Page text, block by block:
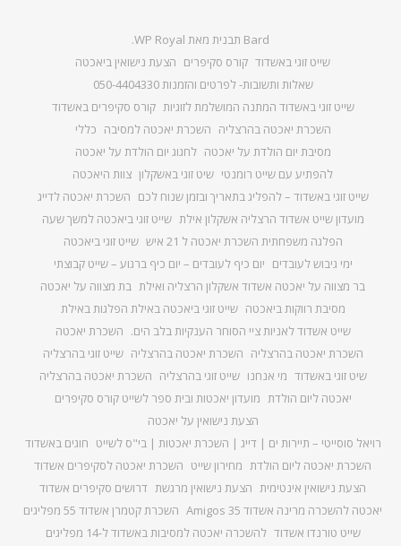
Bard תבנית מאת WP Royal
.
שייט זוגי באשדוד קורס סקיפרים הצעת נישואין ביאכטה
שאלות ותשובות- לפרטים והזמנות 050-4404330
שייט זוגי באשדוד המתנה המושלמת לזוגיות קורס סקיפרים באשדוד
השכרת יאכטה בהרצליה השכרת יאכטה למסיבה כללי
מסיבת יום הולדת על יאכטה לחגוג יום הולדת על יאכטה
להפתיע עם שייט רומנטי שיט זוגי באשקלון צוות היאכטה
שייט זוגי באשדוד – להפליג בתאריך ובזמן שנוח לכם השכרת יאכטה לדייג
מועדון שייט אשדוד הרצליה אשקלון אילת שייט זוגי ביאכטה למשך שעה
הפלגה משפחתית השכרת יאכטה ל 21 איש
שייט זוגי ביאכטה
ימי גיבוש לעובדים יום כיף לעובדים – יום כיף ברגוע – שייט קבוצתי
בר מצווה על יאכטה אשדוד אשקלון הרצליה ואילת בת מצווה על יאכטה
מסיבת רווקות ביאכטה שייט זוגי ביאכטה באילת הפלגות באילת
שייט אשדוד לאניות ציי הסוחר הענקיות בלב הים. השכרת יאכטה
השכרת יאכטה בהרצליה השכרת יאכטה בהרצליה שייט זוגי בהרצליה
שיט זוגי באשדוד מי אנחנו שייט זוגי בהרצליה השכרת יאכטה בהרצליה
יאכטה ליום הולדת מועדון יאכטות ובית ספר לשייט קורס סקיפרים
הצעת נישואין על יאכטה
רויאל סוסייטי – תיירות ים | דייג | השכרת יאכטות | בי"ס לשייט חוגים באשדוד
השכרת יאכטה ליום הולדת מחירון שייט השכרת יאכטה לסקיפרים אשדוד
הצעת נישואין אינטימית הצעת נישואין מרגשת דרושים סקיפרים אשדוד
יאכטה להשכרה מרינה אשדוד Amigos 35
השכרת קטמרן אשדוד 55 מפליגים
שייט טורנדו אשדוד להשכרה יאכטה למסיבות באשדוד ל-14 מפליגים